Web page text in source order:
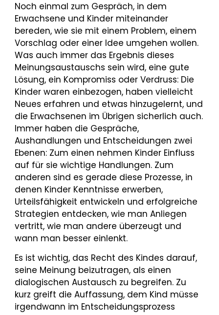
Noch einmal zum Gespräch, in dem
Erwachsene und Kinder miteinander
bereden, wie sie mit einem Problem, einem
Vorschlag oder einer Idee umgehen wollen.
Was auch immer das Ergebnis dieses
Meinungsaustauschs sein wird, eine gute
Lösung, ein Kompromiss oder Verdruss: Die
Kinder waren einbezogen, haben vielleicht
Neues erfahren und etwas hinzugelernt, und
die Erwachsenen im Übrigen sicherlich auch.
Immer haben die Gespräche,
Aushandlungen und Entscheidungen zwei
Ebenen: Zum einen nehmen Kinder Einfluss
auf für sie wichtige Handlungen. Zum
anderen sind es gerade diese Prozesse, in
denen Kinder Kenntnisse erwerben,
Urteilsfähigkeit entwickeln und erfolgreiche
Strategien entdecken, wie man Anliegen
vertritt, wie man andere überzeugt und
wann man besser einlenkt.
Es ist wichtig, das Recht des Kindes darauf,
seine Meinung beizutragen, als einen
dialogischen Austausch zu begreifen. Zu
kurz greift die Auffassung, dem Kind müsse
irgendwann im Entscheidungsprozess